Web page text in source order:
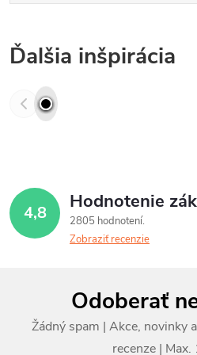
Ďalšia inšpirácia
4,8 Hodnotenie
2805 hodnotení
Zobraziť recenzie
Odoberať